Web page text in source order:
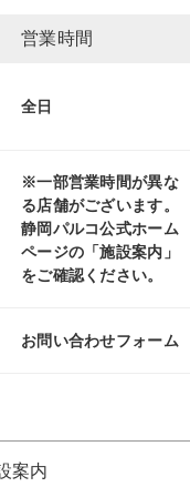
営業時間
全日
※一部営業時間が異な
る店舗がございます。
静岡パルコ公式ホーム
ページの「施設案内」
をご確認ください。
お問い合わせフォーム
案内